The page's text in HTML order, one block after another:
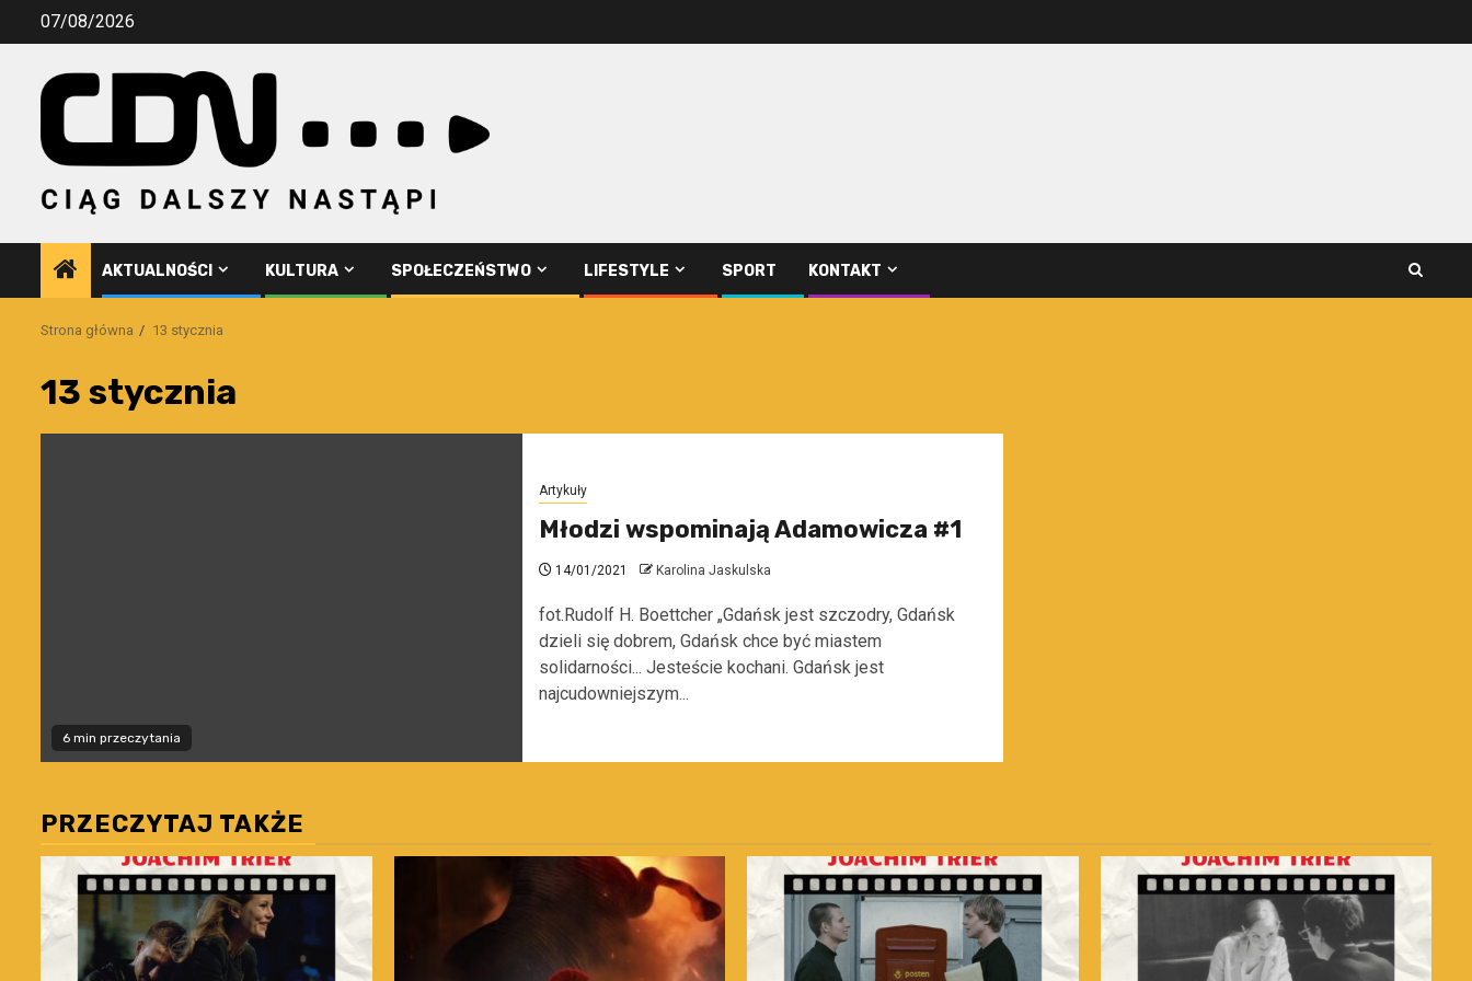
Przejdź07/08/2026
AKTUALNOŚCI KULTURA SPOŁECZEŃSTWO LIFESTYLE SPORT KONTAKT
Strona główna 13 stycznia
13 stycznia
6 min przeczytania
Artykuły
Młodzi wspominają Adamowicza #1
14/01/2021 Karolina Jaskulska
fot.Rudolf H. Boettcher „Gdańsk jest szczodry, Gdańsk
dzieli się dobrem, Gdańsk chce być miastem
solidarności... Jesteście kochani. Gdańsk jest
najcudowniejszym...
PRZECZYTAJ TAKŻE